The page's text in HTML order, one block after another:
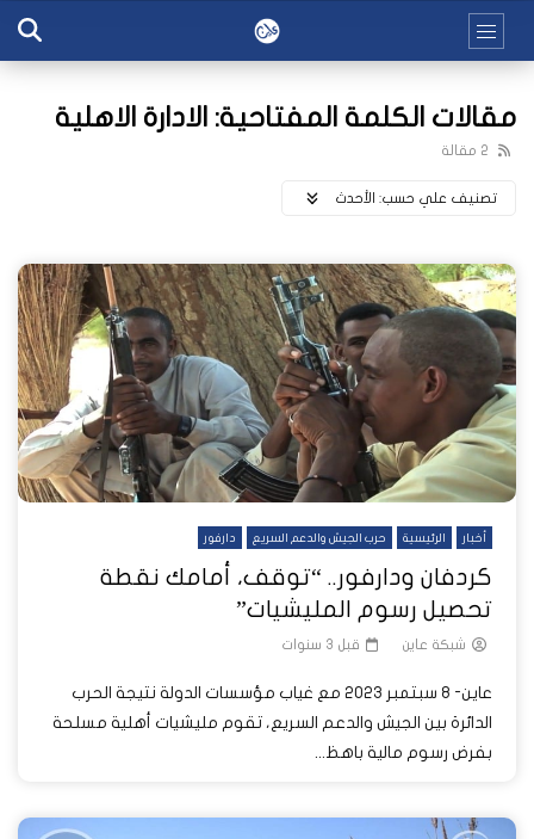
مقالات الكلمة المفتاحية: الادارة الاهلية
2 مقالة
تصنيف علي حسب: اﻷحدث
أخبار الرئيسية حرب الجيش والدعم السريع دارفور
كردفان ودارفور.. “توقف، أمامك نقطة
تحصيل رسوم المليشيات”
شبكة عاين قبل 3 سنوات
عاين- 8 سبتمبر 2023 مع غياب مؤسسات الدولة نتيجة الحرب
الدائرة بين الجيش والدعم السريع، تقوم مليشيات أهلية مسلحة
بفرض رسوم مالية باهظ...